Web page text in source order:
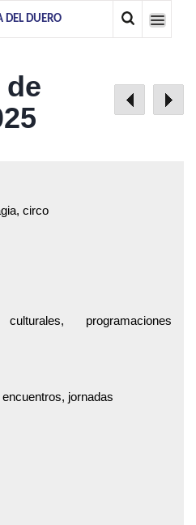
DEL DUERO
de
circo
programaciones
jornadas